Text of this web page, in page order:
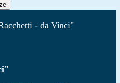
- da Vinci"